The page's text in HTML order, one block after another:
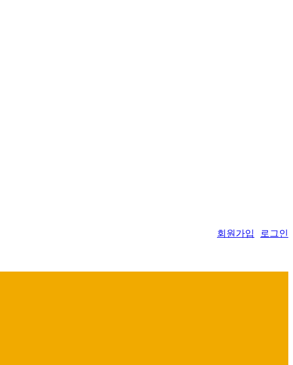
회원가입 로그인